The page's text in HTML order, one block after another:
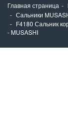
Главная страница
Сальники
F4180 Сальник
- MUSASHI